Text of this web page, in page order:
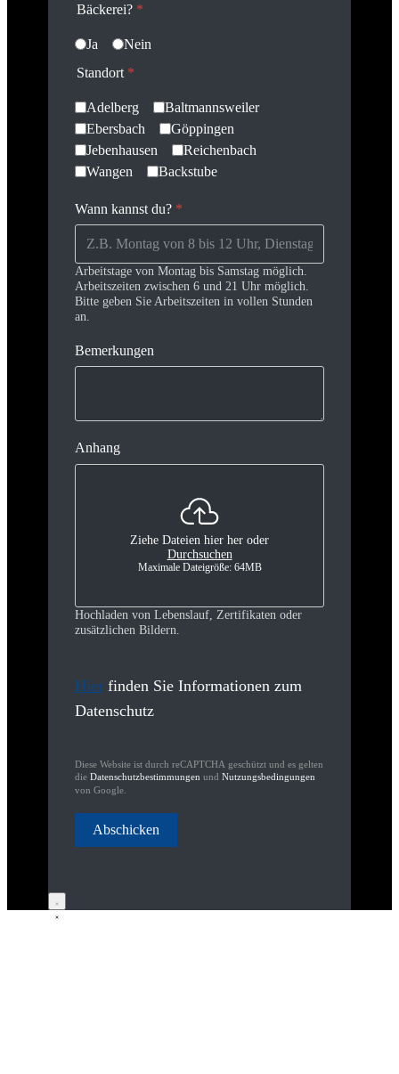
Bäckerei? *
Ja
Nein
Standort *
Adelberg
Baltmannsweiler
Ebersbach
Göppingen
Jebenhausen
Reichenbach
Wangen
Backstube
Wann kannst du? *
Arbeitstage von Montag bis Samstag möglich.
Arbeitszeiten zwischen 6 und 21 Uhr möglich.
Bitte geben Sie Arbeitszeiten in vollen Stunden
an.
Bemerkungen
Anhang
Ziehe Dateien hier her oder
Durchsuchen
Maximale Dateigröße: 64MB
Hochladen von Lebenslauf, Zertifikaten oder
zusätzlichen Bildern.
Hier finden Sie Informationen zum
Datenschutz
reCAPTCHA*
Diese Website ist durch reCAPTCHA geschützt und es gelten
die Datenschutzbestimmungen und Nutzungsbedingungen
von Google.
Abschicken